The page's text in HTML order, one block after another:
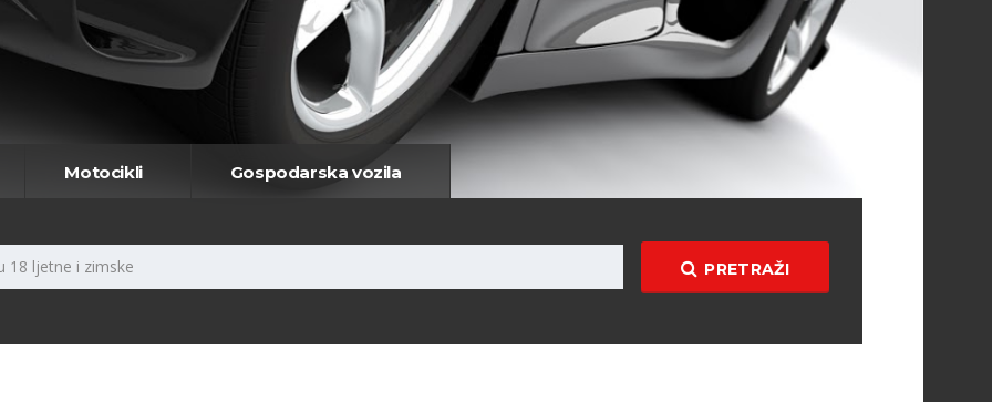
Motocikli Gospodarska vozila
PRETRAŽI